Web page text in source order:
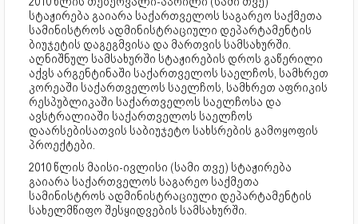
სტაჟირება გაიარა საქართველოს საგარეო საქმეთა
სამინისტროს ადმინისტრაციული დეპარტამენტის
ბიუჯეტის დაგეგმვისა და მართვის სამსახურში.
აღნიშნულ სამსახურში სტაჟირების დროს გაწერილი
აქვს არგენტინაში საქართველოს საელჩოს, სამხრეთ
კორეაში საქართველოს საელჩოს, სამხრეთ აფრიკის
რესპუბლიკაში საქართველოს საელჩოსა და
ავსტრალიაში საქართველოს საელჩოს
დაარსებისათვის საბიუჯეტო სახსრების გამოყოფის
პროექტები.
2010 წლის მაისი-ივლისი (სამი თვე) სტაჟირება
გაიარა საქართველოს საგარეო საქმეთა
სამინისტროს ადმინისტრაციული დეპარტამენტის
სახელმწიფო შესყიდვების სამსახურში.